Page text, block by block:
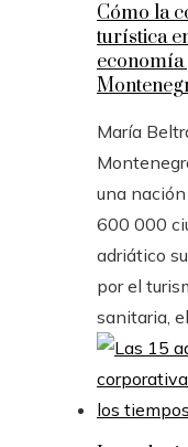
Cómo la
turística
economía
María
una
600 000
adriático
por el
sanitaria,